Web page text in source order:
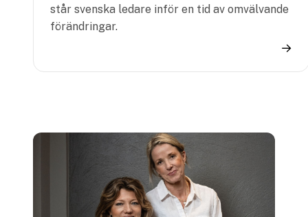
står svenska ledare inför en tid av omvälvande
förändringar.
→